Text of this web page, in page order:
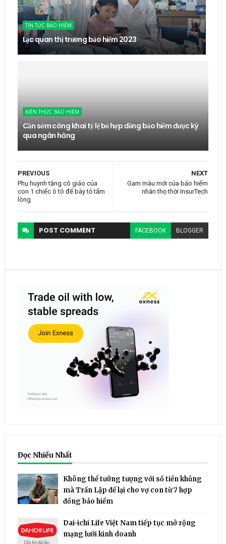
TIN TỨC BẢO HIỂM
Lạc quan thị trường bảo hiểm 2023
KIẾN THỨC BẢO HIỂM
Cần sớm công khai tỷ lệ bỏ hợp đồng bảo hiểm được ký
qua ngân hàng
NEXT
Gam màu mới của bảo hiểm
nhân thọ thời InsurTech
PREVIOUS
Phụ huynh tặng cô giáo của
con 1 chiếc ô tô để bày tỏ tấm
lòng
POST COMMENT FACEBOOK BLOGGER
Đọc Nhiều Nhất
Không thể tưởng tượng với số tiền khủng
mà Trần Lập để lại cho vợ con từ 7 hợp
đồng bảo hiểm
Dai-ichi Life Việt Nam tiếp tục mở rộng
mạng lưới kinh doanh